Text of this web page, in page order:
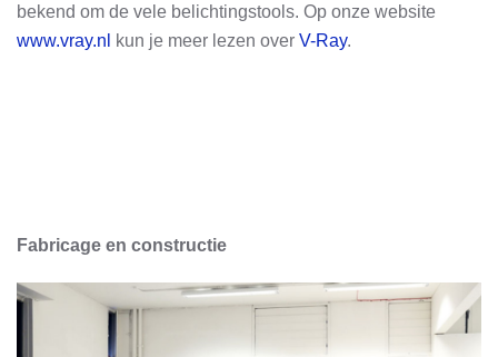
bekend om de vele belichtingstools. Op onze website
www.vray.nl
kun je meer lezen over V-Ray.
Fabricage en constructie